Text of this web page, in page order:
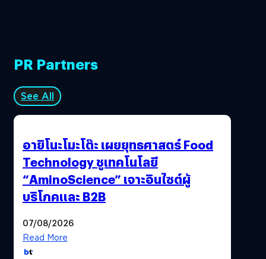
PR Partners
See All
อายิโนะโมะโต๊ะ เผยยุทธศาสตร์ Food
Technology ชูเทคโนโลยี
“AminoScience” เจาะอินไซต์ผู้
บริโภคและ B2B
07/08/2026
Read More